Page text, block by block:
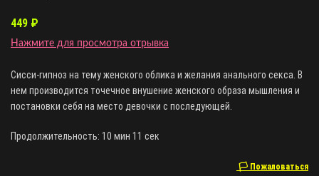
449 ₽
Нажмите для просмотра отрывка
Сисси-гипноз на тему женского облика и желания анального секса. В
нем производится точечное внушение женского образа мышления и
постановки себя на место девочки с последующей.
Продолжительность: 10 мин 11 сек
🏳 Пожаловаться